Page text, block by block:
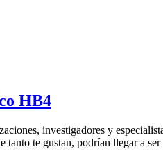
HB4
investigadores y
te gustan, podrían llegar a